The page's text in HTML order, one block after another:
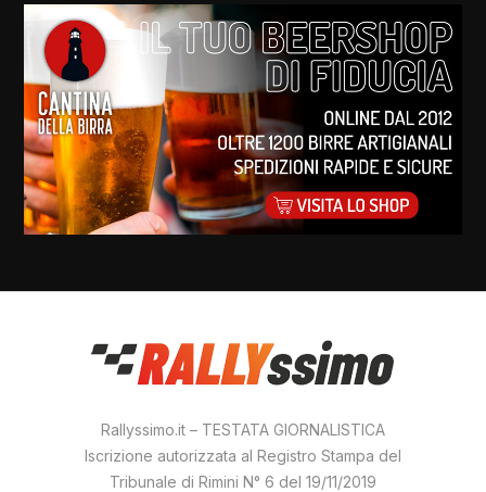
Rallyssimo.it – TESTATA GIORNALISTICA
Iscrizione autorizzata al Registro Stampa del
Tribunale di Rimini N° 6 del 19/11/2019